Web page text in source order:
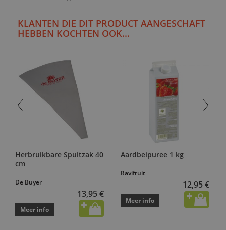
KLANTEN DIE DIT PRODUCT AANGESCHAFT
HEBBEN KOCHTEN OOK...
Herbruikbare Spuitzak 40
cm
De Buyer
13,95 €
Meer info
Aardbeipuree 1 kg
Ravifruit
12,95 €
Meer info